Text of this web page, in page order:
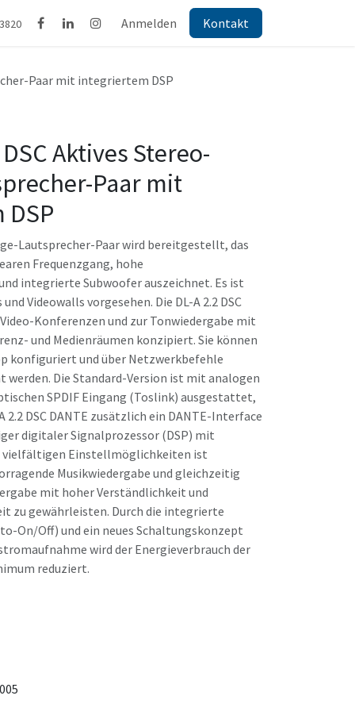
Anmelden Kontakt
Paar mit integriertem DSP
DSC Aktives Stereo-
Paar mit
Lautsprecher-Paar wird bereitgestellt, das
Frequenzgang, hohe
integrierte Subwoofer auszeichnet. Es ist
Videowalls vorgesehen. Die DL-A 2.2 DSC
Konferenzen und zur Tonwiedergabe mit
und Medienräumen konzipiert. Sie können
konfiguriert und über Netzwerkbefehle
werden. Die Standard-Version ist mit analogen
SPDIF Eingang (Toslink) ausgestattet,
2.2 DSC DANTE zusätzlich ein DANTE-Interface
digitaler Signalprozessor (DSP) mit
Einstellmöglichkeiten ist
Musikwiedergabe und gleichzeitig
mit hoher Verständlichkeit und
zu gewährleisten. Durch die integrierte
On/Off) und ein neues Schaltungskonzept
wird der Energieverbrauch der
reduziert.